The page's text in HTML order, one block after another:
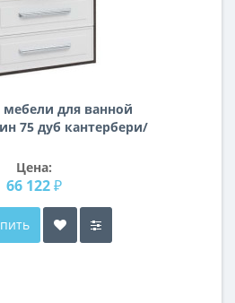
для ванной
75 дуб кантербери/
Цена:
66 122 ₽